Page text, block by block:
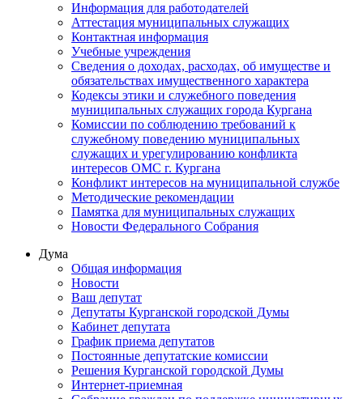
Информация для работодателей
Аттестация муниципальных служащих
Контактная информация
Учебные учреждения
Сведения о доходах, расходах, об имуществе и
обязательствах имущественного характера
Кодексы этики и служебного поведения
муниципальных служащих города Кургана
Комиссии по соблюдению требований к
служебному поведению муниципальных
служащих и урегулированию конфликта
интересов ОМС г. Кургана
Конфликт интересов на муниципальной службе
Методические рекомендации
Памятка для муниципальных служащих
Новости Федерального Cобрания
Дума
Общая информация
Новости
Ваш депутат
Депутаты Курганской городской Думы
Кабинет депутата
График приема депутатов
Постоянные депутатские комиссии
Решения Курганской городской Думы
Интернет-приемная